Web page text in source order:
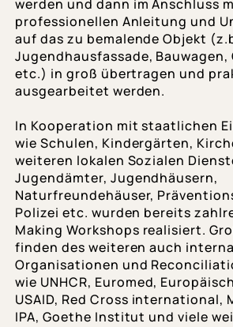
werden und dann im Anschluss
professionellen Anleitung und
auf das zu bemalende Objekt
Jugendhausfassade, Bauwagen,
etc.) in groß übertragen und
ausgearbeitet werden.
In Kooperation mit staatlichen
wie Schulen, Kindergärten,
weiteren lokalen Sozialen
Jugendämter, Jugendhäusern,
Naturfreundehäuser,
Polizei etc. wurden bereits
Making Workshops realisiert.
finden des weiteren auch
Organisationen und
wie UNHCR, Euromed,
USAID, Red Cross international,
IPA, Goethe Institut und viele